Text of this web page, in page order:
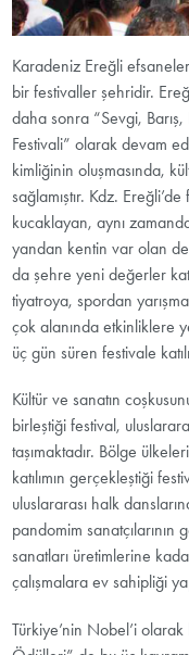
Karadeniz Ereğli
bir festivaller şehridir.
daha sonra “Sevgi,
Festivali” olarak devam
kimliğinin oluşmasında,
sağlamıştır. Kdz.
kucaklayan, aynı
yandan kentin var olan
da şehre yeni değerler
tiyatroya, spordan
çok alanında etkinliklere
üç gün süren festivale
Kültür ve sanatın
birleştiği festival,
taşımaktadır. Bölge
katılımın gerçekleştiği
uluslararası halk
pandomim sanatçılarının
sanatları üretimlerine
çalışmalara ev sahipliği
Türkiye’nin Nobel’i